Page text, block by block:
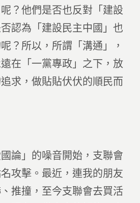
呢？他們是否也反對「建設
認為「建設民主中國」也
？所以，所謂「溝通」，
在「一黨專政」之下，放
求，做貼貼伏伏的順民而
論」的噪音開始，支聯會
攻擊。最近，連我的朋友
推撞，至今支聯會去買活